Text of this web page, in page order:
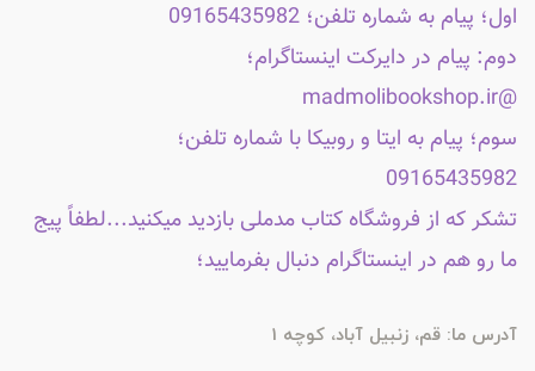
اول؛ پیام به شماره تلفن؛ 09165435982
دوم: پیام در دایرکت اینستاگرام؛
@madmolibookshop.ir
سوم؛ پیام به ایتا و روبیکا با شماره تلفن؛
09165435982
تشکر که از فروشگاه کتاب مدملی بازدید میکنید...لطفاً پیج
ما رو هم در اینستاگرام دنبال بفرمایید؛
آدرس ما: قم، زنبیل آباد، کوچه 1